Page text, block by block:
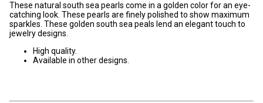
These natural south sea pearls come in a golden color for an eye-
catching look. These pearls are finely polished to show maximum
sparkles. These golden south sea peals lend an elegant touch to
jewelry designs.
High quality.
Available in other designs.